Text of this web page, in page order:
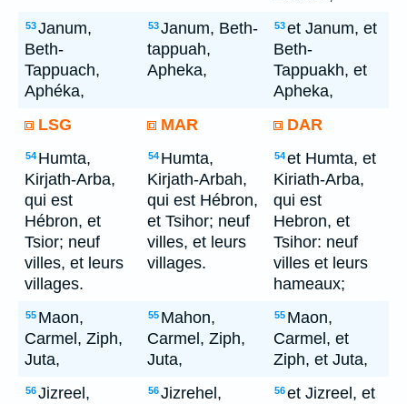
53Janum,
Beth-
Tappuach,
Aphéka,
53Janum, Beth-
tappuah,
Apheka,
53et Janum, et
Beth-
Tappuakh, et
Apheka,
LSG
MAR DAR
54 Humta,
Kirjath-Arba,
qui est
Hébron, et
Tsior; neuf
villes, et leurs
villages.
54 Humta,
Kirjath-Arbah,
qui est Hébron,
et Tsihor; neuf
villes, et leurs
villages.
54et Humta, et
Kiriath-Arba,
qui est
Hebron, et
Tsihor: neuf
villes et leurs
hameaux;
55 Maon,
Carmel, Ziph,
Juta,
55 Mahon,
Carmel, Ziph,
Juta,
55 Maon,
Carmel, et
Ziph, et Juta,
56Jizreel,
56Jizrehel,
56et Jizreel, et